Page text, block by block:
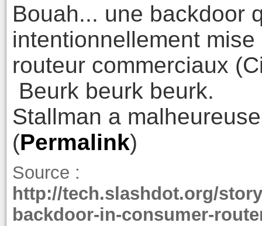
Bouah... une backdoor
intentionnellement
routeur commerciaux
Beurk beurk beurk.
Stallman a
(Permalink)
Source :
http://tech.slashdot.org/
backdoor-in-consumer-